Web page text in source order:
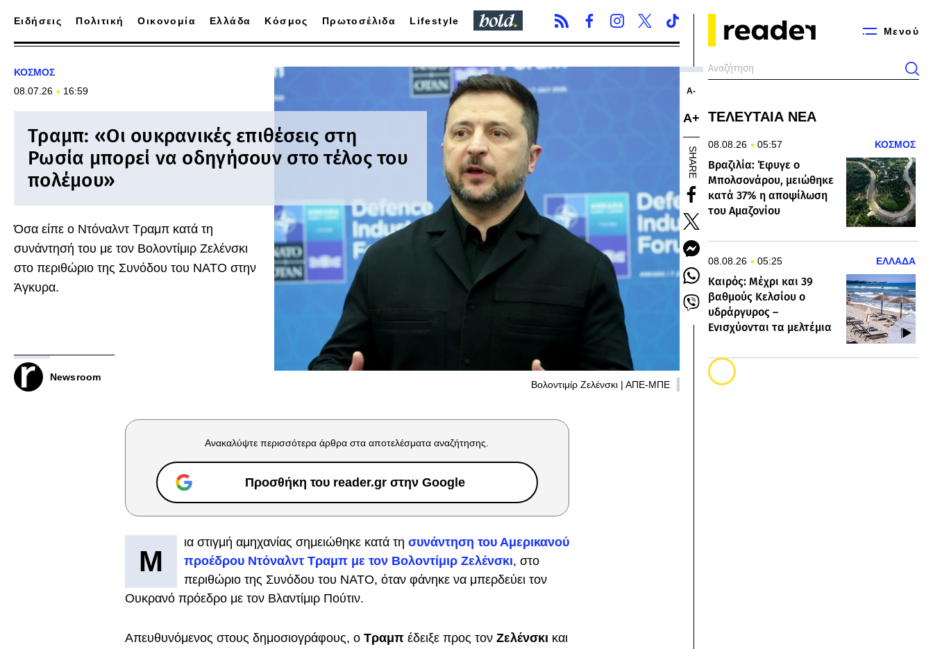
Μενού
Ειδήσεις Πολιτική Οικονομία Ελλάδα Κόσμος Πρωτοσέλιδα Lifestyle
ΚΟΣΜΟΣ
08.07.26
16:59
Τραμπ: «Οι ουκρανικές επιθέσεις στη
Ρωσία μπορεί να οδηγήσουν στο τέλος του
πολέμου»
Όσα είπε ο Ντόναλντ Τραμπ κατά τη
συνάντησή του με τον Βολοντίμιρ Ζελένσκι
στο περιθώριο της Συνόδου του ΝΑΤΟ στην
Άγκυρα.
Newsroom
Βολοντιμίρ Ζελένσκι | ΑΠΕ-ΜΠΕ
Α-
Α+
SHARE
Ανακαλύψτε περισσότερα άρθρα στα αποτελέσματα αναζήτησης.
Προσθήκη του reader.gr στην Google
Μ
ια στιγμή αμηχανίας σημειώθηκε κατά τη συνάντηση του Αμερικανού
προέδρου Ντόναλντ Τραμπ με τον Βολοντίμιρ Ζελένσκι, στο
περιθώριο της Συνόδου του ΝΑΤΟ, όταν φάνηκε να μπερδεύει τον
Ουκρανό πρόεδρο με τον Βλαντίμιρ Πούτιν.
Απευθυνόμενος στους δημοσιογράφους, ο Τραμπ έδειξε προς τον Ζελένσκι και
ΤΕΛΕΥΤΑΙΑ ΝΕΑ
08.08.26 05:57 ΚΟΣΜΟΣ
Βραζιλία: Έφυγε ο
Μπολσονάρου, μειώθηκε
κατά 37% η αποψίλωση
του Αμαζονίου
08.08.26 05:25 ΕΛΛΑΔΑ
Καιρός: Μέχρι και 39
βαθμούς Κελσίου ο
υδράργυρος –
Ενισχύονται τα μελτέμια